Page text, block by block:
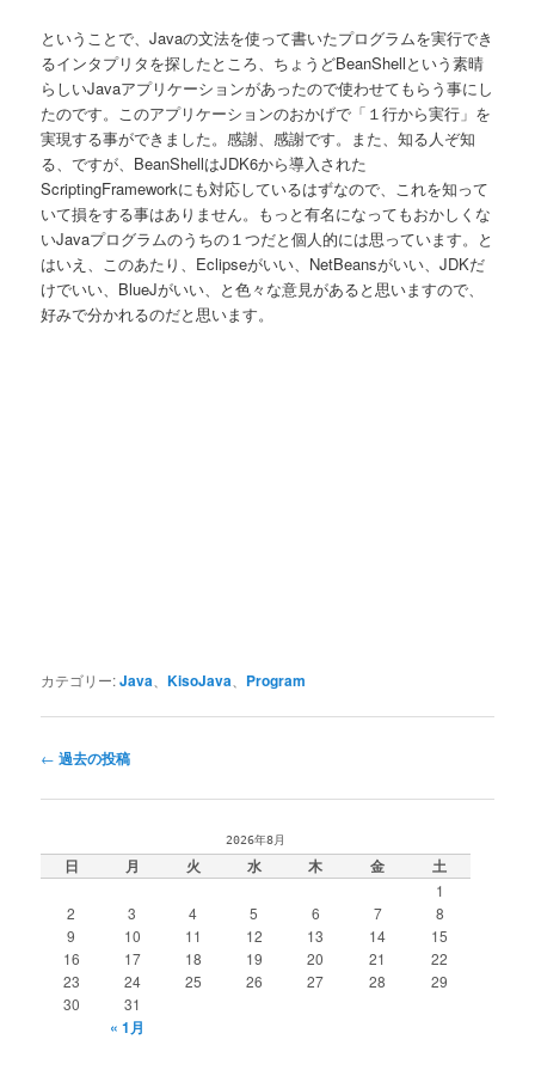
ということで、Javaの文法を使って書いたプログラムを実行でき
るインタプリタを探したところ、ちょうどBeanShellという素晴
らしいJavaアプリケーションがあったので使わせてもらう事にし
たのです。このアプリケーションのおかげで「１行から実行」を
実現する事ができました。感謝、感謝です。また、知る人ぞ知
る、ですが、BeanShellはJDK6から導入された
ScriptingFrameworkにも対応しているはずなので、これを知って
いて損をする事はありません。もっと有名になってもおかしくな
いJavaプログラムのうちの１つだと個人的には思っています。と
はいえ、このあたり、Eclipseがいい、NetBeansがいい、JDKだ
けでいい、BlueJがいい、と色々な意見があると思いますので、
好みで分かれるのだと思います。
カテゴリー:Java 、KisoJava Program
投
ナ
ゲ
ー
← 過去の投稿
2026年8月
日 月 火 水 木 金 土
1
2
3 4 5 6 7
8
9
10 11 12 13 14
15
16
17 18 19 20 21
22
23
24 25 26 27 28
29
30
31
« 1月